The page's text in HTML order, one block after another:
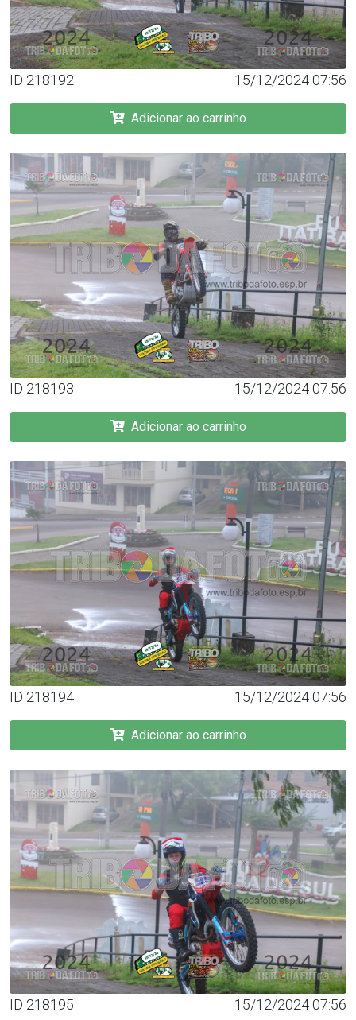
ID 218192 15/12/2024 07:56
Adicionar ao carrinho
ID 218193 15/12/2024 07:56
Adicionar ao carrinho
ID 218194 15/12/2024 07:56
Adicionar ao carrinho
ID 218195 15/12/2024 07:56